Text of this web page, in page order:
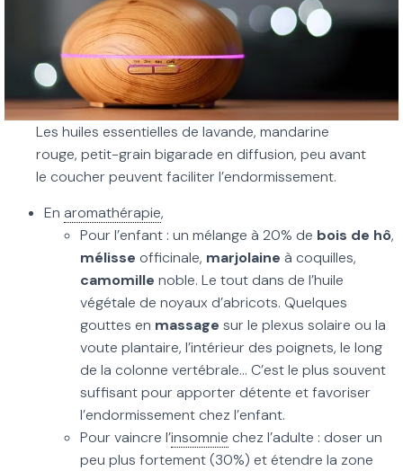
Les huiles essentielles de lavande, mandarine
rouge, petit-grain bigarade en diffusion, peu avant
le coucher peuvent faciliter l’endormissement.
En aromathérapie,
Pour l’enfant : un mélange à 20% de bois de hô,
mélisse officinale, marjolaine à coquilles,
camomille noble. Le tout dans de l’huile
végétale de noyaux d’abricots. Quelques
gouttes en massage sur le plexus solaire ou la
voute plantaire, l’intérieur des poignets, le long
de la colonne vertébrale… C’est le plus souvent
suffisant pour apporter détente et favoriser
l’endormissement chez l’enfant.
Pour vaincre l’insomnie chez l’adulte : doser un
peu plus fortement (30%) et étendre la zone